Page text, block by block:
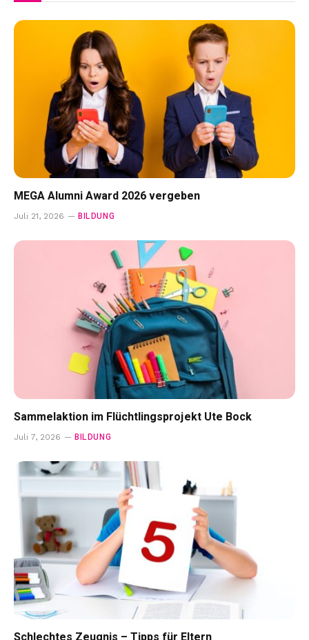
MEGA Alumni Award 2026 vergeben
Juli 21, 2026 BILDUNG
Sammelaktion im Flüchtlingsprojekt Ute Bock
Juli 7, 2026 BILDUNG